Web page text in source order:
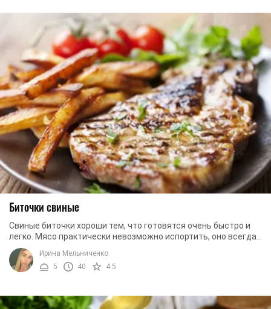
Биточки свиные
Свиные биточки хороши тем, что готовятся очень быстро и
легко. Мясо практически невозможно испортить, оно всегда
выходит мягким и сочным. Это блюдо ...
Ирина Мельниченко
5
40 4.5